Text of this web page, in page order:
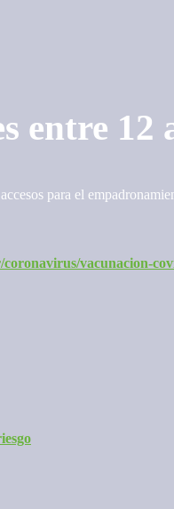
entre 12
para el
vacunacion-